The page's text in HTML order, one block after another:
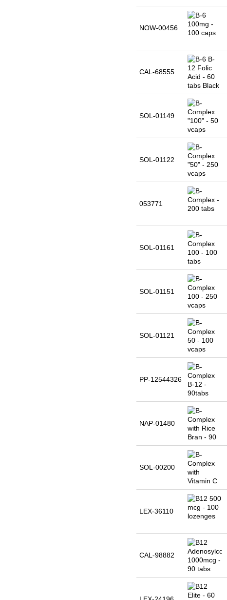
NOW-00456
CAL-68555
SOL-01149
SOL-01122
053771
SOL-01161
SOL-01151
SOL-01121
PP-12544326
NAP-01480
SOL-00200
LEX-36110
CAL-98882